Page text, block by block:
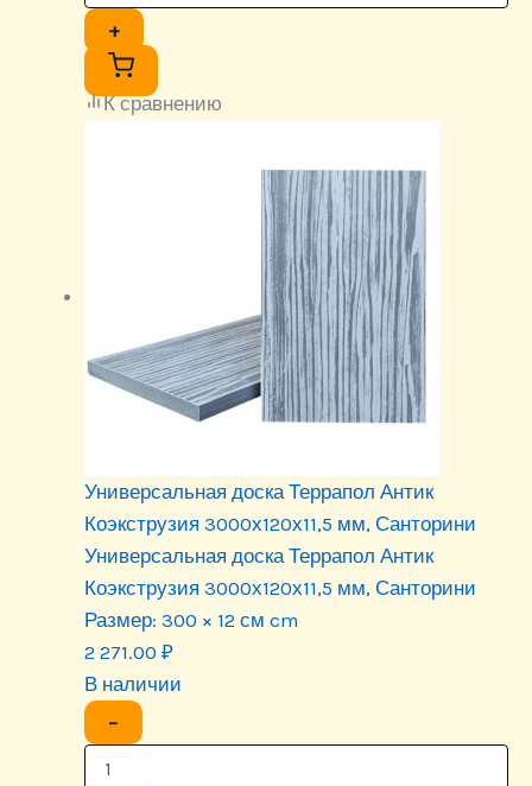
+
К сравнению
Универсальная доска Террапол Антик
Коэкструзия 3000х120х11,5 мм, Санторини
Универсальная доска Террапол Антик
Коэкструзия 3000х120х11,5 мм, Санторини
Размер: 300 × 12 см cm
2 271.00 ₽
В наличии
−